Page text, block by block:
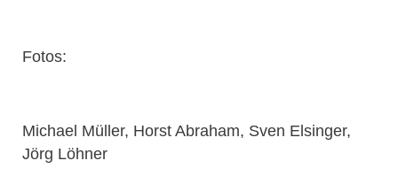
Fotos:
Michael Müller, Horst Abraham, Sven Elsinger,
Jörg Löhner